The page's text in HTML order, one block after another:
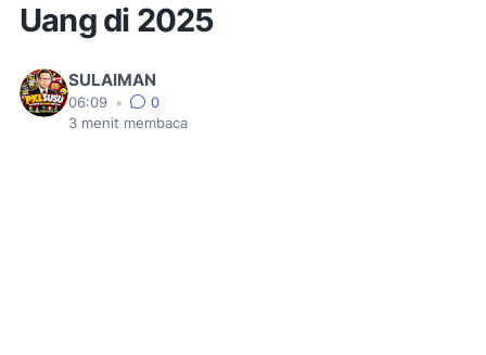
Uang di 2025
SULAIMAN
06:09 •
0
3 menit membaca